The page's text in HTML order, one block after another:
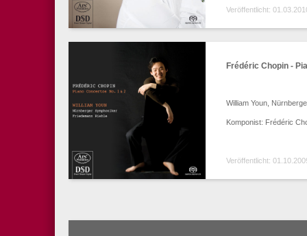
Veröffentlicht:
Frédéric Chopin -
William Youn,
Komponist: Frédéric
Veröffentlicht: